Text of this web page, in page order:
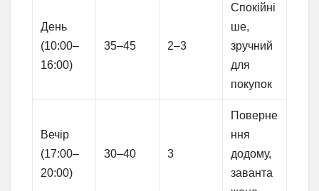
День
(10:00–
16:00)
35–45 2–3
Спокійні
ше,
зручний
для
покупок
Вечір
(17:00–
20:00)
30–40 3
Поверне
ння
додому,
заванта